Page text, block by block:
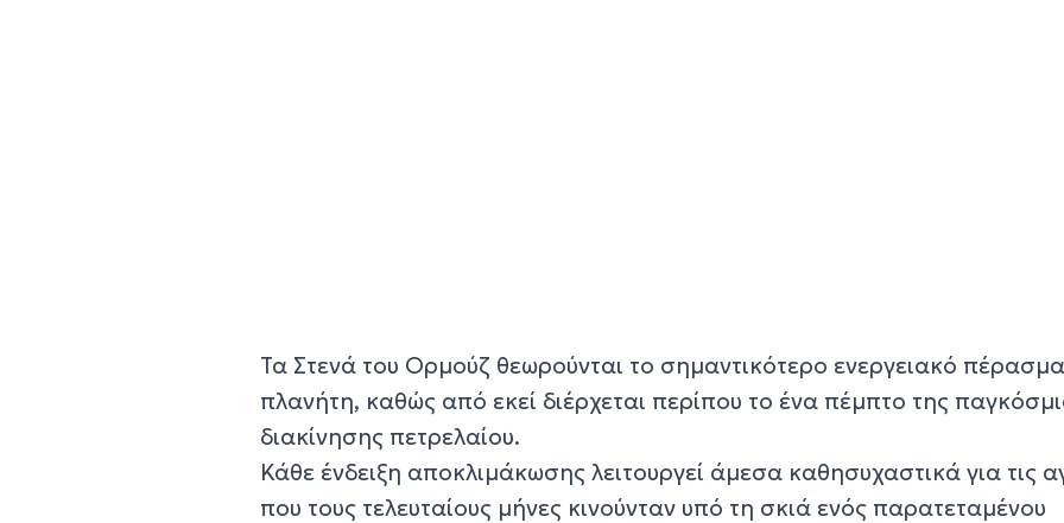
Τα Στενά του Ορμούζ θεωρούνται το σημαντικότερο ενεργειακό
πλανήτη, καθώς από εκεί διέρχεται περίπου το ένα πέμπτο της
διακίνησης πετρελαίου.
Κάθε ένδειξη αποκλιμάκωσης λειτουργεί άμεσα καθησυχαστικά για τις
που τους τελευταίους μήνες κινούνταν υπό τη σκιά ενός παρατεταμένου